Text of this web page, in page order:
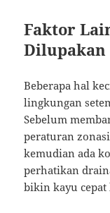
Faktor
Beberapa hal
lingkungan
Sebelum
peraturan
kemudian ada
perhatikan
bikin kayu cepat